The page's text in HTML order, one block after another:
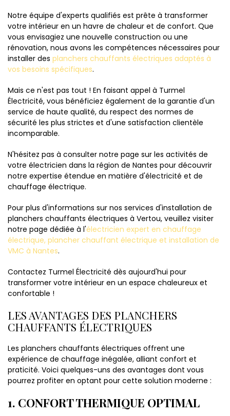
Notre équipe d'experts qualifiés est prête à transformer
votre intérieur en un havre de chaleur et de confort. Que
vous envisagiez une nouvelle construction ou une
rénovation, nous avons les compétences nécessaires pour
installer des planchers chauffants électriques adaptés à
vos besoins spécifiques.
Mais ce n'est pas tout ! En faisant appel à Turmel
Électricité, vous bénéficiez également de la garantie d'un
service de haute qualité, du respect des normes de
sécurité les plus strictes et d'une satisfaction clientèle
incomparable.
N'hésitez pas à consulter notre page sur les activités de
votre électricien dans la région de Nantes pour découvrir
notre expertise étendue en matière d'électricité et de
chauffage électrique.
Pour plus d'informations sur nos services d'installation de
planchers chauffants électriques à Vertou, veuillez visiter
notre page dédiée à l'électricien expert en chauffage
électrique, plancher chauffant électrique et installation de
VMC à Nantes.
Contactez Turmel Électricité dès aujourd'hui pour
transformer votre intérieur en un espace chaleureux et
confortable !
LES AVANTAGES DES PLANCHERS
CHAUFFANTS ÉLECTRIQUES
Les planchers chauffants électriques offrent une
expérience de chauffage inégalée, alliant confort et
praticité. Voici quelques-uns des avantages dont vous
pourrez profiter en optant pour cette solution moderne :
1. CONFORT THERMIQUE OPTIMAL